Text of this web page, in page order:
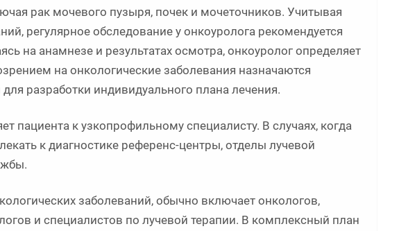
рак мочевого пузыря, почек и мочеточников. Учитывая
регулярное обследование у онкоуролога рекомендуется
на анамнезе и результатах осмотра, онкоуролог определяет
на онкологические заболевания назначаются
разработки индивидуального плана лечения.
пациента к узкопрофильному специалисту. В случаях, когда
к диагностике референс-центры, отделы лучевой
заболеваний, обычно включает онкологов,
и специалистов по лучевой терапии. В комплексный план